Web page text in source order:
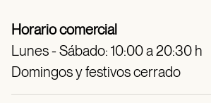
Horario comercial
Lunes - Sábado: 10:00 a 20:30 h
Domingos y festivos cerrado